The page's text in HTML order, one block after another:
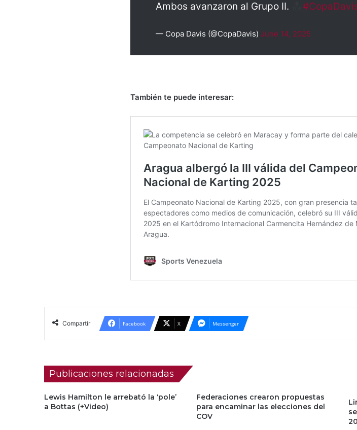
Ambos avanzaron al Grupo II.
— Copa Davis (@CopaDavis) June 14, 2025
También te puede interesar:
Compartir Facebook X Messenger
Publicaciones relacionadas
Lewis Hamilton le arrebató la ‘pole’
a Bottas (+Video)
Federaciones crearon propuestas
para encaminar las elecciones del
COV